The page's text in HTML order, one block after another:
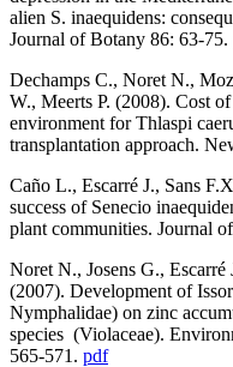
alien S. inaequidens:
Journal of Botany 86: 63-75.
Dechamps C., Noret N.,
W., Meerts P. (2008). Cost
environment for Thlaspi
transplantation approach.
Caño L., Escarré J., Sans
success of Senecio
plant communities. Journal
Noret N., Josens G.,
(2007). Development of
Nymphalidae) on zinc
species (Violaceae).
565-571. pdf